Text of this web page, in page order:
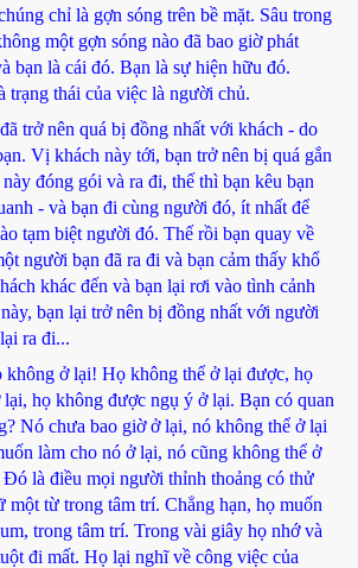
chỉ là gợn sóng trên bề mặt. Sâu trong
một gợn sóng nào đã bao giờ phát
bạn là cái đó. Bạn là sự hiện hữu đó.
trạng thái của việc là người chủ.
trở nên quá bị đồng nhất với khách - do
Vị khách này tới, bạn trở nên bị quá gắn
đóng gói và ra đi, thế thì bạn kêu bạn
- và bạn đi cùng người đó, ít nhất để
tạm biệt người đó. Thế rồi bạn quay về
người bạn đã ra đi và bạn cảm thấy khổ
khác đến và bạn lại rơi vào tình cảnh
bạn lại trở nên bị đồng nhất với người
ra đi...
không ở lại! Họ không thể ở lại được, họ
họ không được ngụ ý ở lại. Bạn có quan
Nó chưa bao giờ ở lại, nó không thể ở lại
làm cho nó ở lại, nó cũng không thể ở
là điều mọi người thỉnh thoảng có thử
một từ trong tâm trí. Chẳng hạn, họ muốn
trong tâm trí. Trong vài giây họ nhớ và
đi mất. Họ lại nghĩ về công việc của